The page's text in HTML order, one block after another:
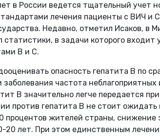
в России ведется тщательный учет
лечения пациенты с ВИЧ и
Недавно, отметил Исаков, в
статистики, в задачи которого
В и С.
опасность гепатита B по
частота
B значительно легче передается
против гепатита B не стоит
процентов жителей страны, снижение
20 лет. При этом единственным